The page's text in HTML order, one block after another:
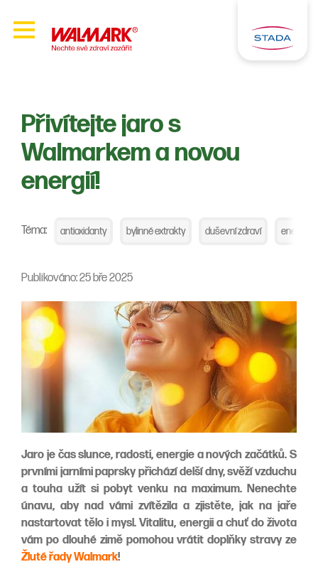
Přivítejte jaro s
Walmarkem a novou
energií!
Téma: antioxidanty bylinné extrakty duševní zdraví energie
Publikováno: 25 bře 2025
Jaro je čas slunce, radosti, energie a nových začátků. S
prvními jarními paprsky přichází delší dny, svěží vzduchu
a touha užít si pobyt venku na maximum. Nenechte
únavu, aby nad vámi zvítězila a zjistěte, jak na jaře
nastartovat tělo i mysl. Vitalitu, energii a chuť do života
vám po dlouhé zimě pomohou vrátit doplňky stravy ze
Žluté řady Walmark!